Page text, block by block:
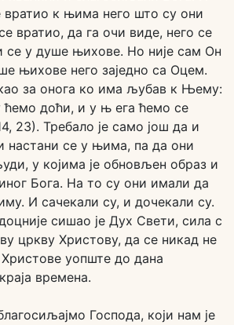
к њима него што су они
вратио, да га очи виде, него се
се у душе њихове. Но није сам Он
њихове него заједно са Оцем.
за онога ко има љубав к Њему:
ћемо доћи, и у њ ега ћемо се
23). Требало је само још да и
настани се у њима, па да они
у којима је обновљен образ и
Бога. На то су они имали да
И сачекали су, и дочекали су.
сишао је Дух Свети, сила с
цркву Христову, да се никад не
уопште до дана
времена.
Господа, који нам је